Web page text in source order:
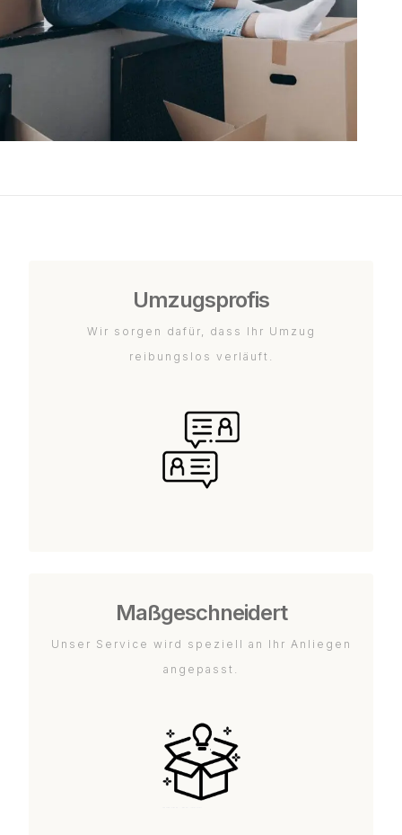
Umzugsprofis
Wir sorgen dafür, dass Ihr Umzug
reibungslos verläuft.
Maßgeschneidert
Unser Service wird speziell an Ihr Anliegen
angepasst.